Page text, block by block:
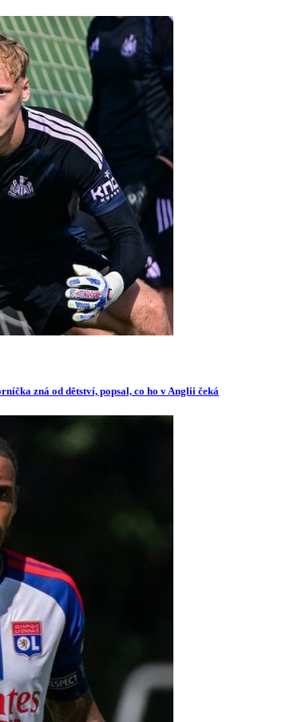
zná od dětství, popsal, co ho v Anglii čeká